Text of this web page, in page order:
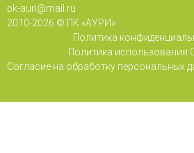
pk-auri@mail.ru
2010-2026 © ПК «АУРИ»
Политика
Политика использования
Согласие на обработку персональных